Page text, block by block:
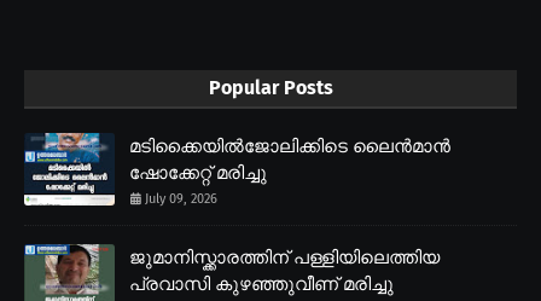
Popular Posts
മടിക്കൈയിൽജോലിക്കിടെ ലൈൻമാൻ
ഷോക്കേറ്റ് മരിച്ചു
July 09, 2026
ജുമാനിസ്ക്കാരത്തിന് പള്ളിയിലെത്തിയ
പ്രവാസി കുഴഞ്ഞുവീണ് മരിച്ചു